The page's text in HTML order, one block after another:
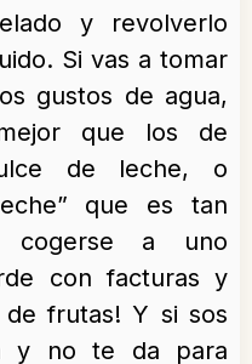
y revolverlo
Si vas a tomar
gustos de agua,
que los de
de leche, o
que es tan
cogerse a uno
con facturas y
de frutas! Y si sos
y no te da para